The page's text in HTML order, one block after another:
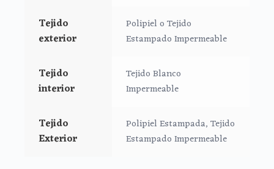
Medidas Portadocumentos:
Tejido
exterior
Polipiel o Tejido
Estampado Impermeable
Tejido
interior
Tejido Blanco
Impermeable
Tejido
Exterior
Polipiel Estampada, Tejido
Estampado Impermeable